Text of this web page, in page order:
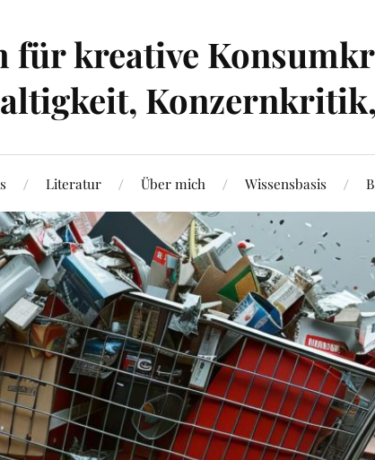
für kreative
Literatur Über mich Wissensbasis